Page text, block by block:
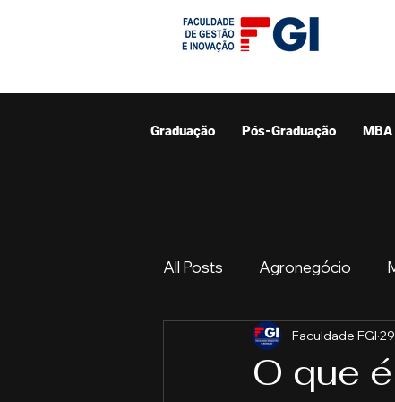
Graduação Pós-Graduação
All Posts Agronegócio
Graduação Resumo do
O que
Faculdade FGI